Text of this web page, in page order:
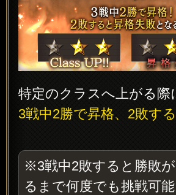
特定のクラスへ上がる
3戦中2勝で昇格、2敗す
※3戦中2敗すると勝敗
るまで何度でも挑戦可能